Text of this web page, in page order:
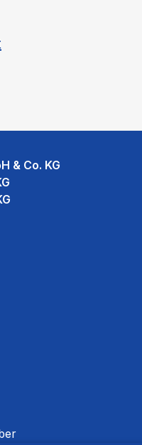
& Co. KG